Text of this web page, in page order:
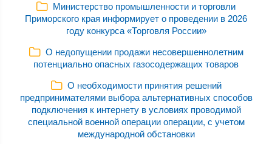
Министерство промышленности и торговли
Приморского края информирует о проведении в 2026
году конкурса «Торговля России»
О недопущении продажи несовершеннолетним
потенциально опасных газосодержащих товаров
О необходимости принятия решений
предпринимателями выбора альтернативных способов
подключения к интернету в условиях проводимой
специальной военной операции операции, с учетом
международной обстановки